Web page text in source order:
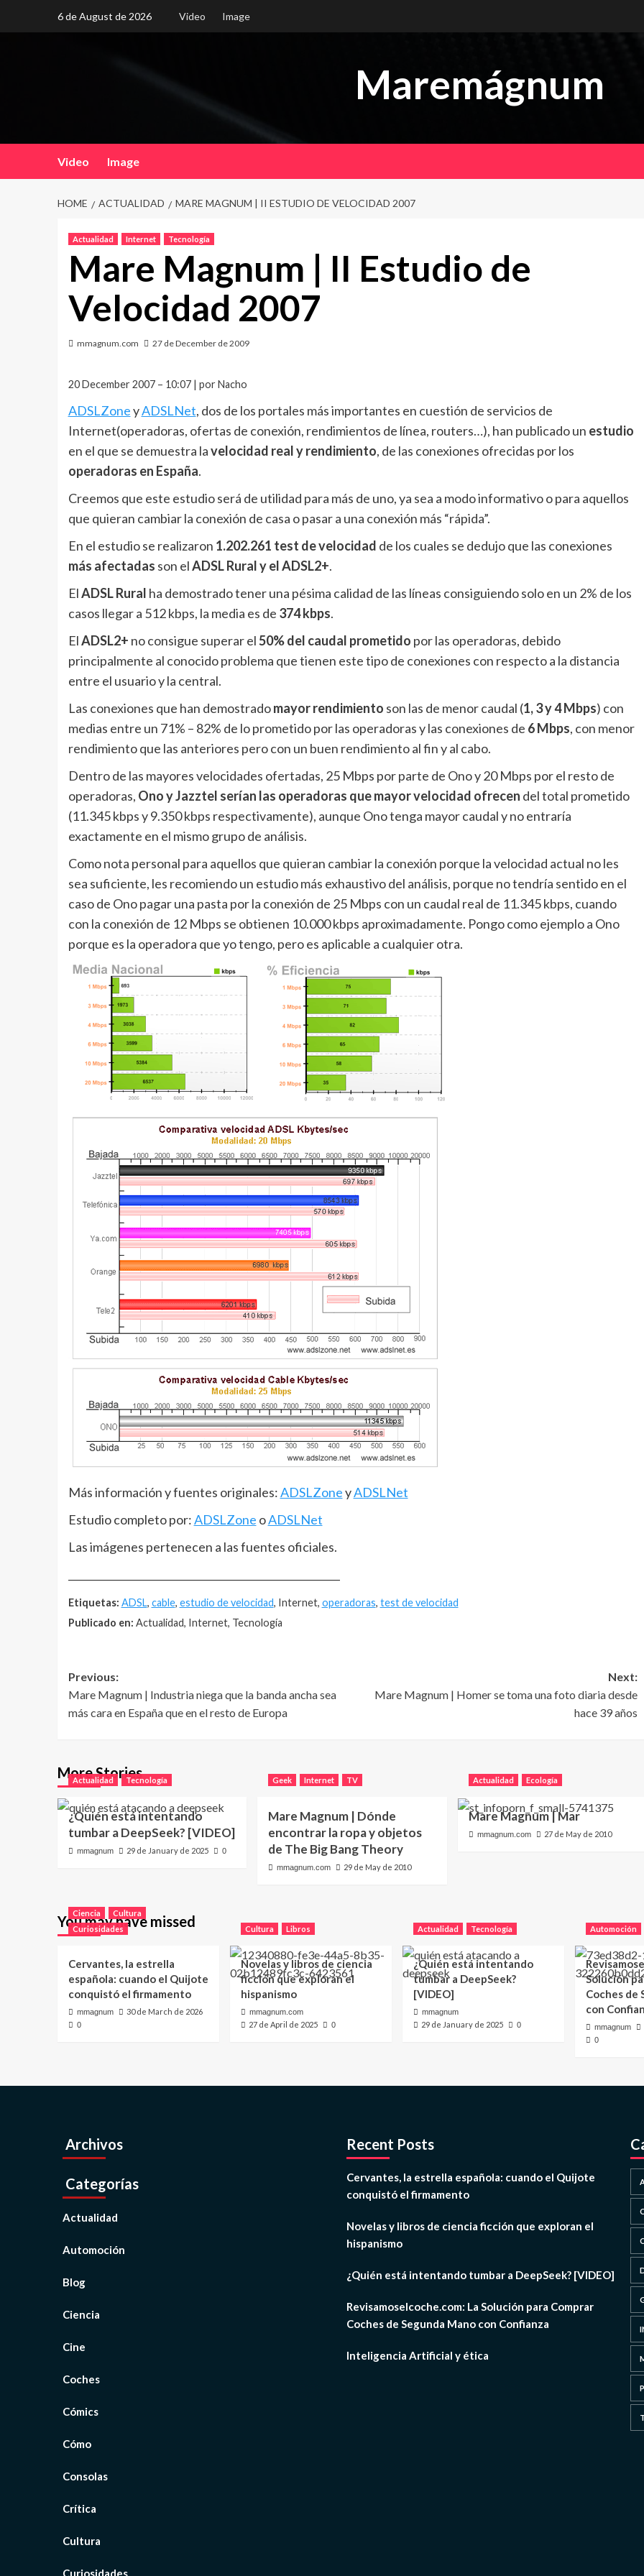
6 de August de 2026 Video Image
Maremágnum
Video Image
HOME ACTUALIDAD MARE MAGNUM | II ESTUDIO DE VELOCIDAD 2007
Actualidad Internet Tecnología
Mare Magnum | II Estudio de
Velocidad 2007
mmagnum.com 27 de December de 2009
20 December 2007 – 10:07 | por Nacho
ADSLZoneyADSLNet, dos de los portales más importantes en cuestión de servicios de
Internet(operadoras, ofertas de conexión, rendimientos de línea, routers…), han publicado un estudio
en el que se demuestra lavelocidad real y rendimiento, de las conexiones ofrecidas por los
operadoras en España.
Creemos que este estudio será de utilidad para más de uno, ya sea a modo informativo o para aquellos
que quieran cambiar la conexión de casa o pasar a una conexión más “rápida”.
En el estudio se realizaron 1.202.261 test de velocidad de los cuales se dedujo que las conexiones
más afectadas son elADSL Rural y el ADSL2+.
ElADSL Rural ha demostrado tener una pésima calidad de las líneas consiguiendo solo en un 2% de los
casos llegar a 512 kbps, la media es de 374 kbps.
ElADSL2+ no consigue superar el50% del caudal prometido por las operadoras, debido
principalmente al conocido problema que tienen este tipo de conexiones con respecto a la distancia
entre el usuario y la central.
Las conexiones que han demostradomayor rendimiento son las de menor caudal (1, 3 y 4 Mbps) con
medias entre un 71% – 82% de lo prometido por las operadoras y las conexiones de 6 Mbps, con menor
rendimiento que las anteriores pero con un buen rendimiento al fin y al cabo.
Dentro de las mayores velocidades ofertadas, 25 Mbps por parte de Ono y 20 Mbps por el resto de
operadoras, Ono y Jazztel serían las operadoras que mayor velocidad ofrecen del total prometido
(11.345 kbps y 9.350 kbps respectivamente), aunque Ono tenga mayor caudal y no entraría
exactamente en el mismo grupo de análisis.
Como nota personal para aquellos que quieran cambiar la conexión porque la velocidad actual no les
sea suficiente, les recomiendo un estudio más exhaustivo del análisis, porque no tendría sentido en el
caso de Ono pagar una pasta por la conexión de 25 Mbps con un caudal real de 11.345 kbps, cuando
con la conexión de 12 Mbps se obtienen 10.000 kbps aproximadamente. Pongo como ejemplo a Ono
porque es la operadora que yo tengo, pero es aplicable a cualquier otra.
Más información y fuentes originales:ADSLZoneyADSLNet
Estudio completo por:ADSLZone oADSLNet
Las imágenes pertenecen a las fuentes oficiales.
Etiquetas: ADSL, cable, estudio de velocidad, Internet, operadoras, test de velocidad
Publicado en: Actualidad, Internet, Tecnología
Post
navigation
Previous:
Mare Magnum | Industria niega que la banda ancha sea
más cara en España que en el resto de Europa
Next:
Mare Magnum | Homer se toma una foto diaria desde
hace 39 años
More Stories
Actualidad Tecnología
¿Quién está intentando
tumbar a DeepSeek? [VIDEO]
mmagnum 29 de January de 2025 0
Geek Internet TV
Mare Magnum | Dónde
encontrar la ropa y objetos
de The Big Bang Theory
mmagnum.com 29 de May de 2010
Actualidad Ecología
Mare Magnum | Mar
mmagnum.com 27 de May de 2010
You may have missed
Ciencia
Cultura
Curiosidades
Cervantes, la estrella
española: cuando el Quijote
conquistó el firmamento
mmagnum 30 de March de 2026
0
Cultura Libros
Novelas y libros de ciencia
ficción que exploran el
hispanismo
mmagnum.com
27 de April de 2025 0
Actualidad Tecnología
¿Quién está intentando
tumbar a DeepSeek?
[VIDEO]
mmagnum
29 de January de 2025 0
Automoción
Solución
Coches de
con
mmagnum
0
Archivos
Categorías
Actualidad
Automoción
Blog
Ciencia
Cine
Coches
Cómics
Cómo
Consolas
Crítica
Cultura
Curiosidades
Recent Posts
Cervantes, la estrella española: cuando el Quijote
conquistó el firmamento
Novelas y libros de ciencia ficción que exploran el
hispanismo
¿Quién está intentando tumbar a DeepSeek? [VIDEO]
Revisamoselcoche.com: La Solución para Comprar
Coches de Segunda Mano con Confianza
Inteligencia Artificial y ética